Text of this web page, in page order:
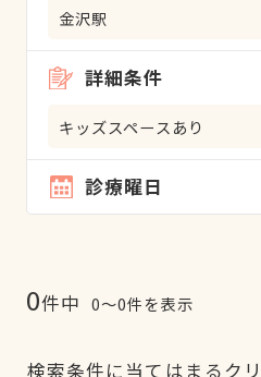
金沢駅
詳細条件
キッズスペースあり
診療曜日
0件中 0〜0件を表示
検索条件に当てはまるク